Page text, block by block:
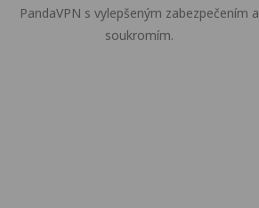
PandaVPN s vylepšeným zabezpečením a
soukromím.